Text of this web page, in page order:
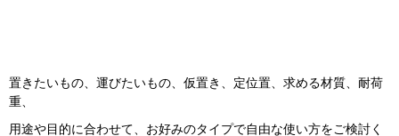
置きたいもの、運びたいもの、仮置き、定位置、求める材質、耐荷
重、
用途や目的に合わせて、お好みのタイプで自由な使い方をご検討く